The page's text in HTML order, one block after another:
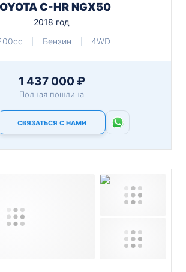
C-HR NGX50
2018 год
Бензин 4WD
1 437 000 ₽
Полная пошлина
СВЯЗАТЬСЯ С НАМИ